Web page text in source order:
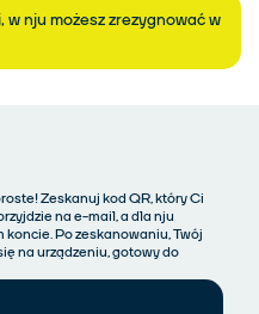
nju możesz zrezygnować w
Zeskanuj kod QR, który Ci
na e-mail, a dla nju
Po zeskanowaniu, Twój
na urządzeniu, gotowy do